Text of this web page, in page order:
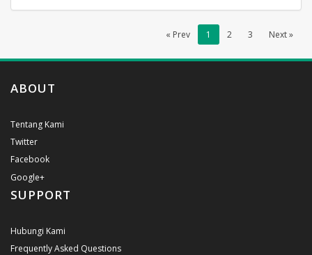
« Prev 1 2 3 Next »
ABOUT
Tentang Kami
Twitter
Facebook
Google+
SUPPORT
Hubungi Kami
Frequently Asked Questions